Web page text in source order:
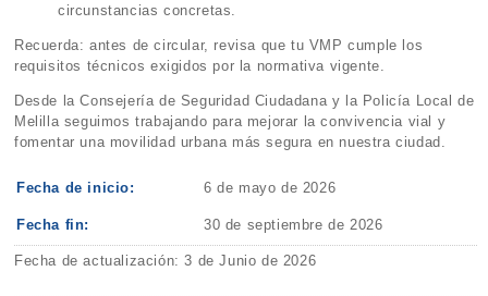
circunstancias concretas.
Recuerda: antes de circular, revisa que tu VMP cumple los
requisitos técnicos exigidos por la normativa vigente.
Desde la Consejería de Seguridad Ciudadana y la Policía Local de
Melilla seguimos trabajando para mejorar la convivencia vial y
fomentar una movilidad urbana más segura en nuestra ciudad.
Fecha de inicio: 6 de mayo de 2026
Fecha fin: 30 de septiembre de 2026
Fecha de actualización: 3 de Junio de 2026